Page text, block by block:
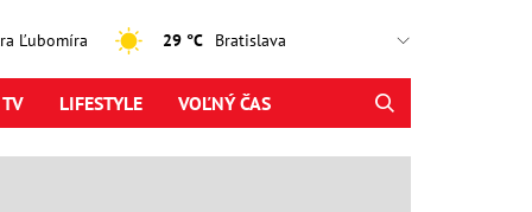
Ľubomíra 29 °C
LIFESTYLE VOĽNÝ ČAS